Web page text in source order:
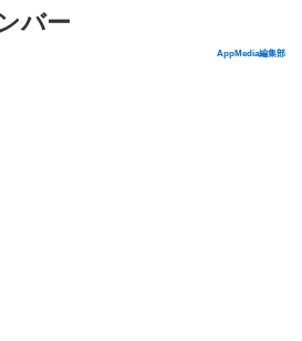
バー
AppMedia編集部